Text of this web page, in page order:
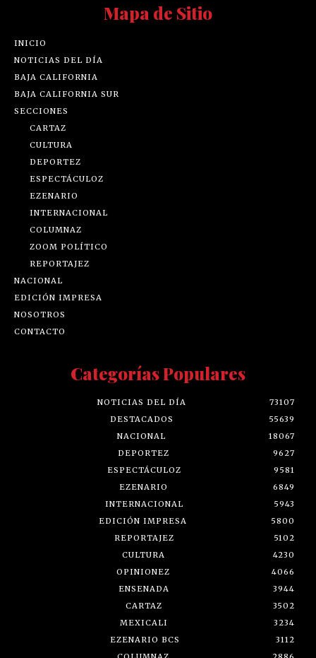
Mapa de Sitio
INICIO
NOTICIAS DEL DÍA
BAJA CALIFORNIA
BAJA CALIFORNIA SUR
SECCIONES
CARTAZ
CULTURA
DEPORTEZ
ESPECTÁCULOZ
EZENARIO
INTERNACIONAL
COLUMNAZ
ZOOM POLÍTICO
REPORTAJEZ
NACIONAL
EDICIÓN IMPRESA
NOSOTROS
CONTACTO
Categorías Populares
NOTICIAS DEL DÍA
73107
DESTACADOS
55639
NACIONAL
18067
DEPORTEZ
9627
ESPECTÁCULOZ
9581
EZENARIO
6849
INTERNACIONAL
5943
EDICIÓN IMPRESA
5800
REPORTAJEZ
5102
CULTURA
4230
OPINIONEZ
4066
ENSENADA
3944
CARTAZ
3502
MEXICALI
3234
EZENARIO BCS
3112